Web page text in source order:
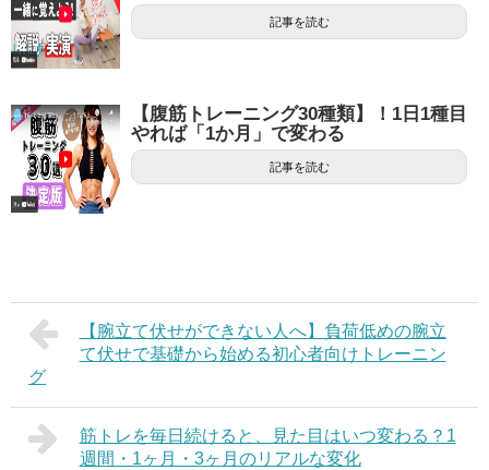
記事を読む
【腹筋トレーニング30種類】！1日1種目
やれば「1か月」で変わる
記事を読む
【腕立て伏せができない人へ】負荷低めの腕立
て伏せで基礎から始める初心者向けトレーニン
グ
筋トレを毎日続けると、見た目はいつ変わる？1
週間・1ヶ月・3ヶ月のリアルな変化